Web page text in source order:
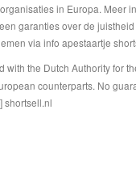
in Europa.
garanties over de
via info apestaartje
with the Dutch Authority for
counterparts. No
shortsell.nl